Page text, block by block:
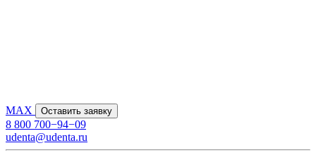
MAX Оставить заявку
8 800 700−94−09
udenta@udenta.ru